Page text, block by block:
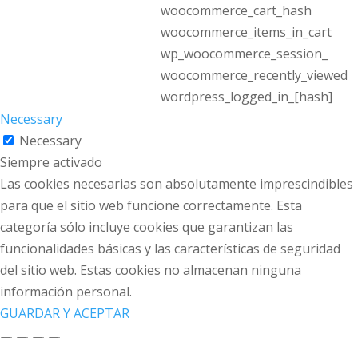
woocommerce_cart_hash
woocommerce_items_in_cart
wp_woocommerce_session_
woocommerce_recently_viewed
wordpress_logged_in_[hash]
Necessary
Necessary
Siempre activado
Las cookies necesarias son absolutamente imprescindibles
para que el sitio web funcione correctamente. Esta
categoría sólo incluye cookies que garantizan las
funcionalidades básicas y las características de seguridad
del sitio web. Estas cookies no almacenan ninguna
información personal.
GUARDAR Y ACEPTAR